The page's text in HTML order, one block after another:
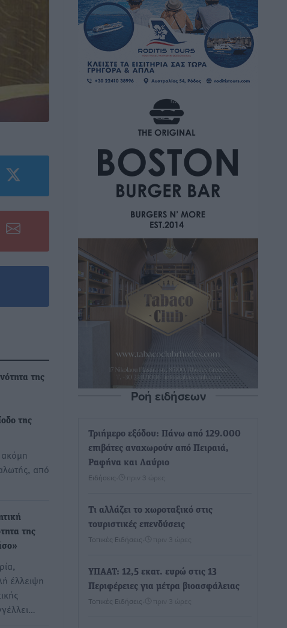
της
της
ακόμη
από
της
έλλειψη
Ροή ειδήσεων
Τριήμερο εξόδου: Πάνω από 129.000
επιβάτες αναχωρούν από Πειραιά,
Ραφήνα και Λαύριο
Ειδήσεις πριν 3 ώρες
Τι αλλάζει το χωροταξικό στις
τουριστικές επενδύσεις
Τοπικές Ειδήσεις πριν 3 ώρες
ΥΠΑΑΤ: 12,5 εκατ. ευρώ στις 13
Περιφέρειες για μέτρα βιοασφάλειας
Τοπικές Ειδήσεις πριν 3 ώρες